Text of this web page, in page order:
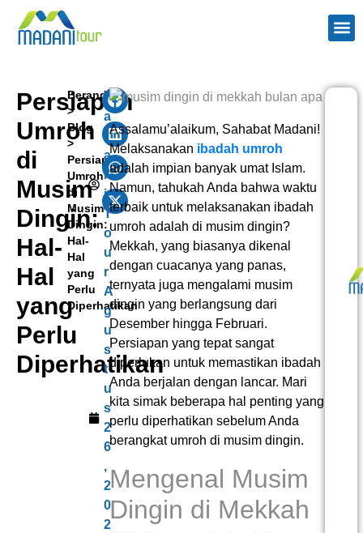
Persiapan
Umroh
di
Musim
Dingin:
Hal-
Hal
yang
Perlu
Diperhatikan
Beranda
>
Blog
>
Persiapan
Umroh
di
Musim
Dingin:
Hal-
Hal
yang
Perlu
Diperhatikan
M
a
d
a
n
i
T
o
u
r
A
g
u
s
t
u
s
2
6
,
2
0
2
Assalamu’alaikum, Sahabat Madani!
Melaksanakan ibadah umroh
adalah impian banyak umat Islam.
Namun, tahukah Anda bahwa waktu
terbaik untuk melaksanakan ibadah
umroh adalah di musim dingin?
Mekkah, yang biasanya dikenal
dengan cuacanya yang panas,
ternyata juga mengalami musim
dingin yang berlangsung dari
Desember hingga Februari.
Persiapan yang tepat sangat
diperlukan untuk memastikan ibadah
Anda berjalan dengan lancar. Mari
kita simak beberapa hal penting yang
perlu diperhatikan sebelum Anda
berangkat umroh di musim dingin.
Mengenal Musim
Dingin di Mekkah